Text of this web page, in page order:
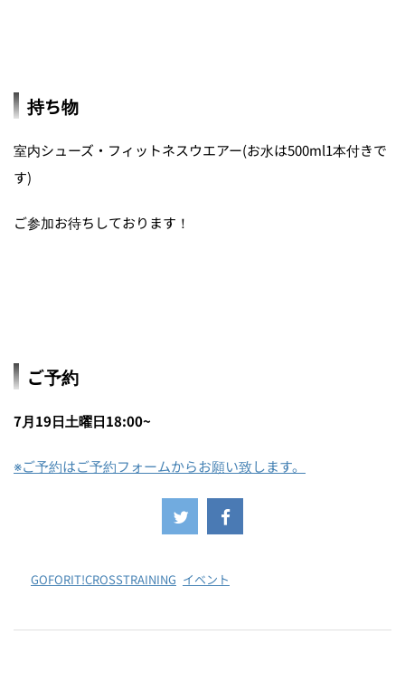
持ち物
室内シューズ・フィットネスウエアー(お水は500ml1本付きで
す)
ご参加お待ちしております！
ご予約
7月19日土曜日18:00~
※ご予約はご予約フォームからお願い致します。
GOFORIT!CROSSTRAINING イベント